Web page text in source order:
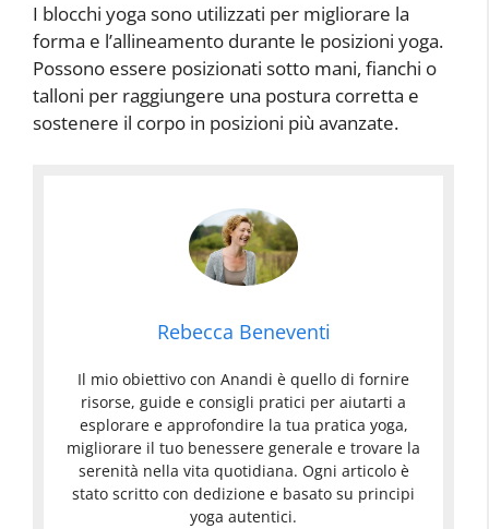
I blocchi yoga sono utilizzati per migliorare la
forma e l’allineamento durante le posizioni yoga.
Possono essere posizionati sotto mani, fianchi o
talloni per raggiungere una postura corretta e
sostenere il corpo in posizioni più avanzate.
Rebecca Beneventi
Il mio obiettivo con Anandi è quello di fornire
risorse, guide e consigli pratici per aiutarti a
esplorare e approfondire la tua pratica yoga,
migliorare il tuo benessere generale e trovare la
serenità nella vita quotidiana. Ogni articolo è
stato scritto con dedizione e basato su principi
yoga autentici.